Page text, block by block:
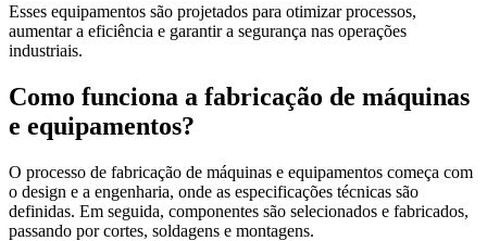
Esses equipamentos são projetados para otimizar processos,
aumentar a eficiência e garantir a segurança nas operações
industriais.
Como funciona a fabricação de máquinas
e equipamentos?
O processo de fabricação de máquinas e equipamentos começa com
o design e a engenharia, onde as especificações técnicas são
definidas. Em seguida, componentes são selecionados e fabricados,
passando por cortes, soldagens e montagens.